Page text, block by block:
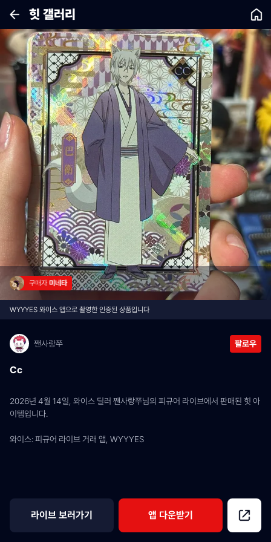
힛 갤러리
구매자 미네타
WYYYES 와이스 앱으로 촬영한 인증된 상품입니다
짼사랑쭈 팔로우
Cc
2026년 4월 14일, 와이스 딜러 짼사랑쭈님의 피규어 라이브에서 판매된 힛 아
이템입니다.
와이스: 피규어 라이브 거래 앱, WYYYES
라이브 보러가기 앱 다운받기